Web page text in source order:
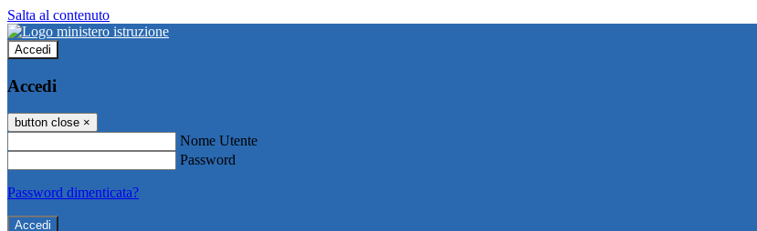
Salta al contenuto
Accedi
Accedi
button close ×
Nome Utente
Password
Password dimenticata?